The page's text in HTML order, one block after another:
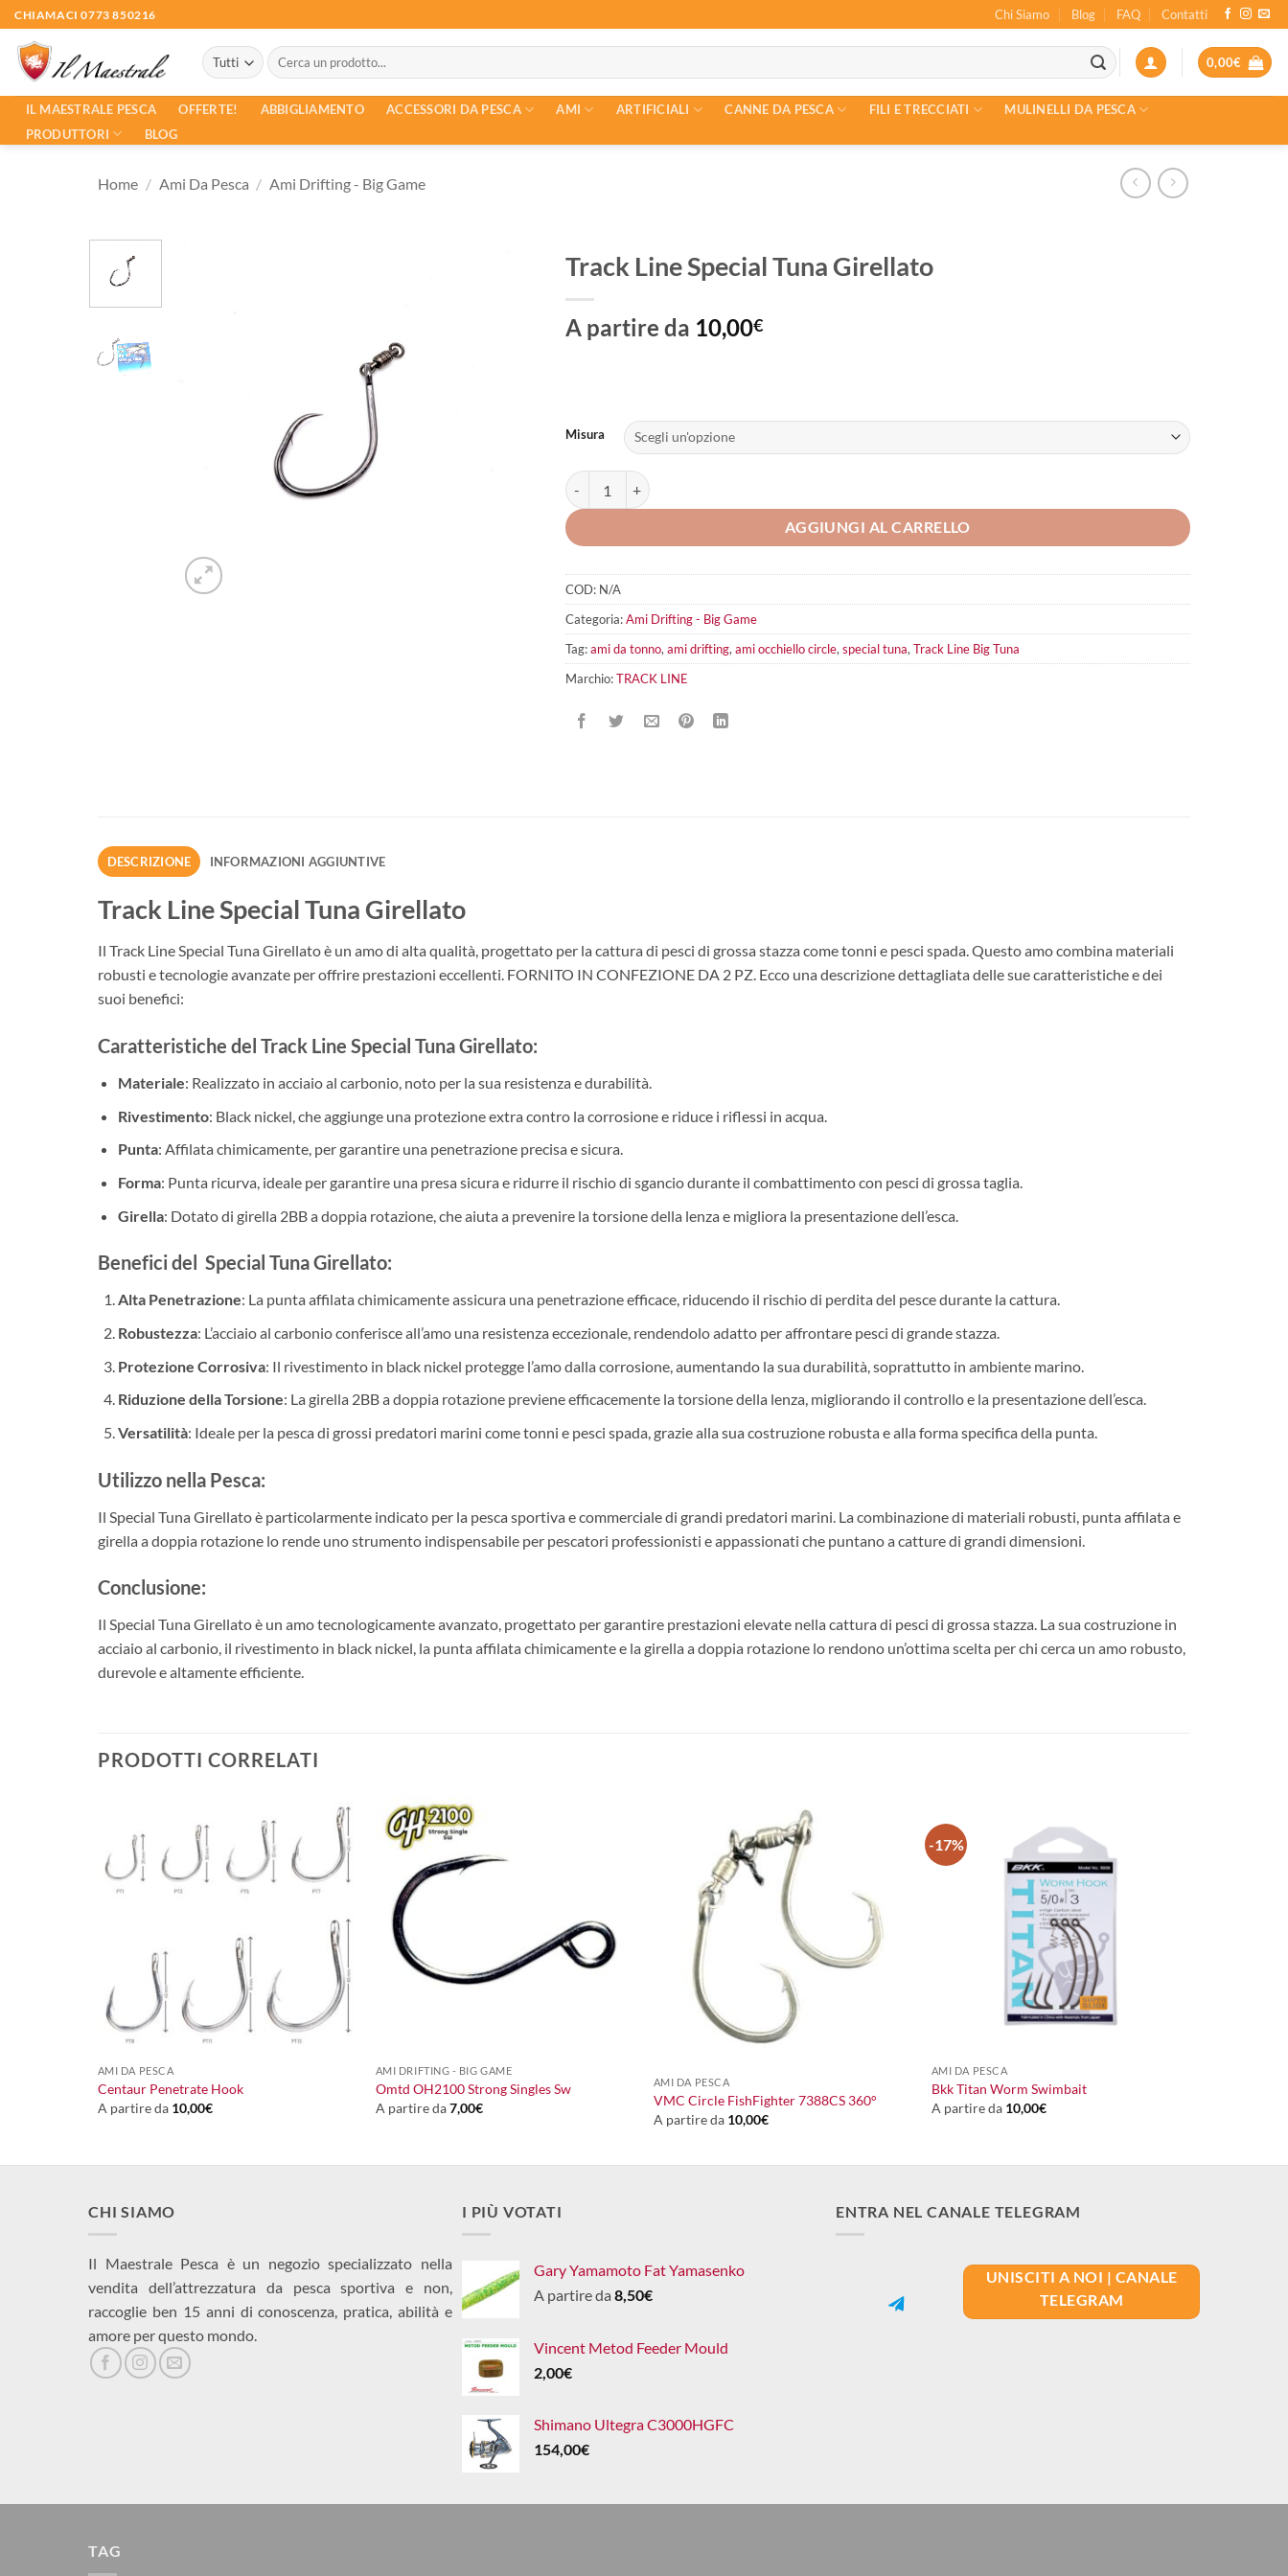
Salta
ai
contenuti
CHIAMACI 0773 850216 Chi Siamo Blog FAQ Contatti
Cerca:
0,00€
IL MAESTRALE PESCA OFFERTE! ABBIGLIAMENTO ACCESSORI DA PESCA AMI ARTIFICIALI CANNE DA PESCA FILI E TRECCIATI
MULINELLI DA PESCA
PRODUTTORI
BLOG
Home / Ami Da Pesca / Ami Drifting - Big Game
Track Line Special Tuna Girellato
A partire da 10,00€
Misura
Track Line Special Tuna Girellato quantità
AGGIUNGI AL CARRELLO
COD: N/A
Categoria:Ami Drifting - Big Game
Tag:ami da tonno, ami drifting, ami occhiello circle, special tuna, Track Line Big Tuna
Marchio:TRACK LINE
DESCRIZIONE INFORMAZIONI AGGIUNTIVE
Track Line Special Tuna Girellato
Il Track Line Special Tuna Girellato è un amo di alta qualità, progettato per la cattura di pesci di grossa stazza come tonni e pesci spada. Questo amo combina materiali
robusti e tecnologie avanzate per offrire prestazioni eccellenti. FORNITO IN CONFEZIONE DA 2 PZ. Ecco una descrizione dettagliata delle sue caratteristiche e dei
suoi benefici:
Caratteristiche del Track Line Special Tuna Girellato:
Materiale: Realizzato in acciaio al carbonio, noto per la sua resistenza e durabilità.
Rivestimento: Black nickel, che aggiunge una protezione extra contro la corrosione e riduce i riflessi in acqua.
Punta: Affilata chimicamente, per garantire una penetrazione precisa e sicura.
Forma: Punta ricurva, ideale per garantire una presa sicura e ridurre il rischio di sgancio durante il combattimento con pesci di grossa taglia.
Girella: Dotato di girella 2BB a doppia rotazione, che aiuta a prevenire la torsione della lenza e migliora la presentazione dell’esca.
Benefici del Special Tuna Girellato:
Alta Penetrazione: La punta affilata chimicamente assicura una penetrazione efficace, riducendo il rischio di perdita del pesce durante la cattura.
Robustezza: L’acciaio al carbonio conferisce all’amo una resistenza eccezionale, rendendolo adatto per affrontare pesci di grande stazza.
Protezione Corrosiva: Il rivestimento in black nickel protegge l’amo dalla corrosione, aumentando la sua durabilità, soprattutto in ambiente marino.
Riduzione della Torsione: La girella 2BB a doppia rotazione previene efficacemente la torsione della lenza, migliorando il controllo e la presentazione dell’esca.
Versatilità: Ideale per la pesca di grossi predatori marini come tonni e pesci spada, grazie alla sua costruzione robusta e alla forma specifica della punta.
Utilizzo nella Pesca:
Il Special Tuna Girellato è particolarmente indicato per la pesca sportiva e commerciale di grandi predatori marini. La combinazione di materiali robusti, punta affilata e
girella a doppia rotazione lo rende uno strumento indispensabile per pescatori professionisti e appassionati che puntano a catture di grandi dimensioni.
Conclusione:
Il Special Tuna Girellato è un amo tecnologicamente avanzato, progettato per garantire prestazioni elevate nella cattura di pesci di grossa stazza. La sua costruzione in
acciaio al carbonio, il rivestimento in black nickel, la punta affilata chimicamente e la girella a doppia rotazione lo rendono un’ottima scelta per chi cerca un amo robusto,
durevole e altamente efficiente.
PRODOTTI CORRELATI
AMI DA PESCA
Centaur Penetrate Hook
A partire da 10,00€
AMI DRIFTING - BIG GAME
Omtd OH2100 Strong Singles Sw
A partire da7,00€
AMI DA PESCA
VMC Circle FishFighter 7388CS 360°
A partire da 10,00€
-17%
AMI DA PESCA
Bkk Titan Worm Swimbait
A partire da 10,00€
CHI SIAMO
Il Maestrale Pesca è un negozio specializzato nella
vendita dell’attrezzatura da pesca sportiva e non,
raccoglie ben 15 anni di conoscenza, pratica, abilità e
amore per questo mondo.
I PIÙ VOTATI
Gary Yamamoto Fat Yamasenko
A partire da 8,50€
Vincent Metod Feeder Mould
2,00€
Shimano Ultegra C3000HGFC
154,00€
ENTRA NEL CANALE TELEGRAM
UNISCITI A NOI | CANALE
TELEGRAM
TAG